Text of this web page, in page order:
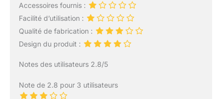
Accessoires fournis :
Facilité d’utilisation :
Qualité de fabrication :
Design du produit :
Notes des utilisateurs 2.8/5
Note de 2.8 pour 3 utilisateurs